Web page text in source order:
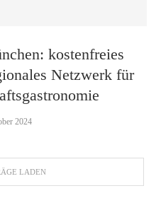
kostenfreies
Netzwerk für
2024
LADEN